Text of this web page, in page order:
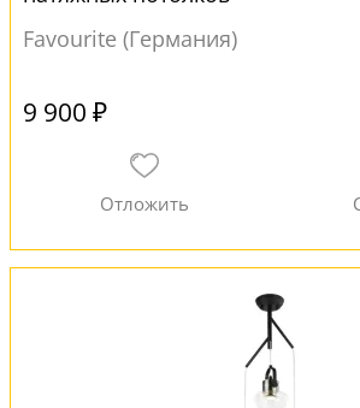
Favourite (Германия)
9 900 ₽